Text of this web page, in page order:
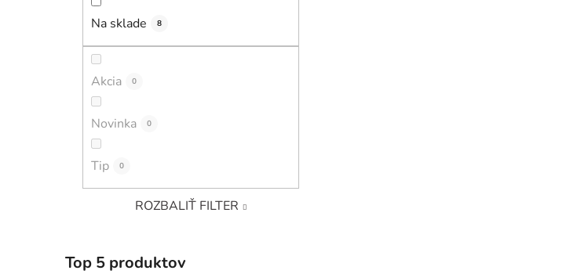
Na sklade 8
Akcia 0
Novinka 0
Tip 0
ROZBALIŤ FILTER
Top 5 produktov